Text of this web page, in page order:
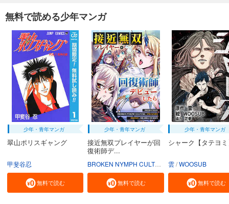
無料で読める少年マンガ
少年・青年マンガ
翠山ポリスギャング
甲斐谷忍
無料で読む
少年・青年マンガ
接近無双プレイヤーが回
復術師デ...
BROKEN NYMPH CULTURE INK KNIFE
無料で読む
少年・青年マンガ
シャーク【タテヨ
雲 WOOSUB
無料で読む